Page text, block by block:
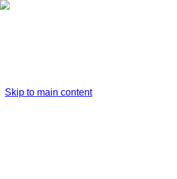
Skip to main content